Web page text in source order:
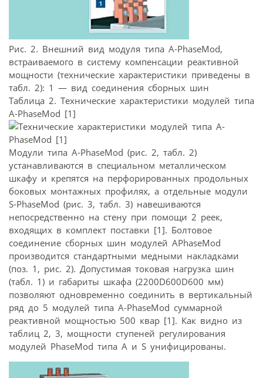
Рис. 2. Внешний вид модуля типа А-PhaseMod,
встраиваемого в систему компенсации реактивной
мощности (технические характеристики приведены в
табл. 2): 1 — вид соединения сборных шин
Таблица 2. Технические характеристики модулей типа
А-PhaseMod [1]
Модули типа A-PhaseMod (рис. 2, табл. 2)
устанавливаются в специальном металлическом
шкафу и крепятся на перфорированных продольных
боковых монтажных профилях, а отдельные модули
S-PhaseMod (рис. 3, табл. 3) навешиваются
непосредственно на стену при помощи 2 реек,
входящих в комплект поставки [1]. Болтовое
соединение сборных шин модулей APhaseMod
производится стандартными медными накладками
(поз. 1, рис. 2). Допустимая токовая нагрузка шин
(табл. 1) и габариты шкафа (2200D600D600 мм)
позволяют одновременно соединить в вертикальный
ряд до 5 модулей типа A-PhaseMod суммарной
реактивной мощностью 500 квар [1]. Как видно из
таблиц 2, 3, мощности ступеней регулирования
модулей PhaseMod типа А и S унифицированы.